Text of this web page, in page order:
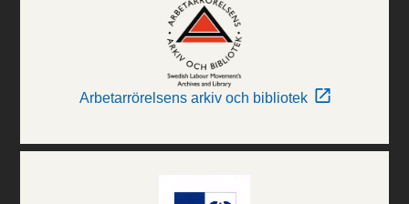
Arbetarrörelsens arkiv och bibliotek